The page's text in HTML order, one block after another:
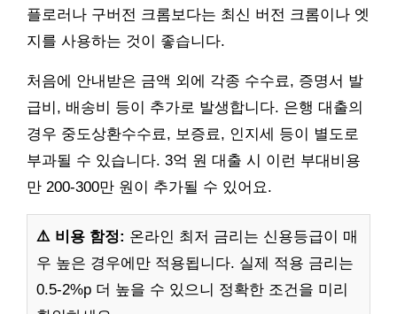
플로러나 구버전 크롬보다는 최신 버전 크롬이나 엣
지를 사용하는 것이 좋습니다.
처음에 안내받은 금액 외에 각종 수수료, 증명서 발
급비, 배송비 등이 추가로 발생합니다. 은행 대출의
경우 중도상환수수료, 보증료, 인지세 등이 별도로
부과될 수 있습니다. 3억 원 대출 시 이런 부대비용
만 200-300만 원이 추가될 수 있어요.
⚠️ 비용 함정: 온라인 최저 금리는 신용등급이 매
우 높은 경우에만 적용됩니다. 실제 적용 금리는
0.5-2%p 더 높을 수 있으니 정확한 조건을 미리